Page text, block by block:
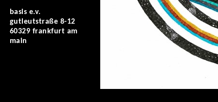
basis e.v.
gutleutstraße 8-12
60329 frankfurt am
main